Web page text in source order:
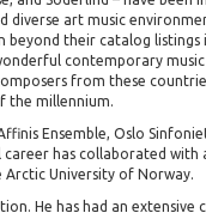
diverse art music
beyond their catalog listings
contemporary
from these
the millennium.
Ensemble, Oslo
career has collaborated with
Arctic University of Norway.
He has had an extensive